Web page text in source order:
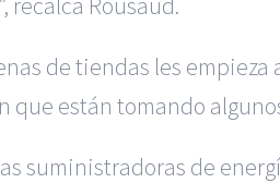
de tiendas les
están tomando
suministradoras de